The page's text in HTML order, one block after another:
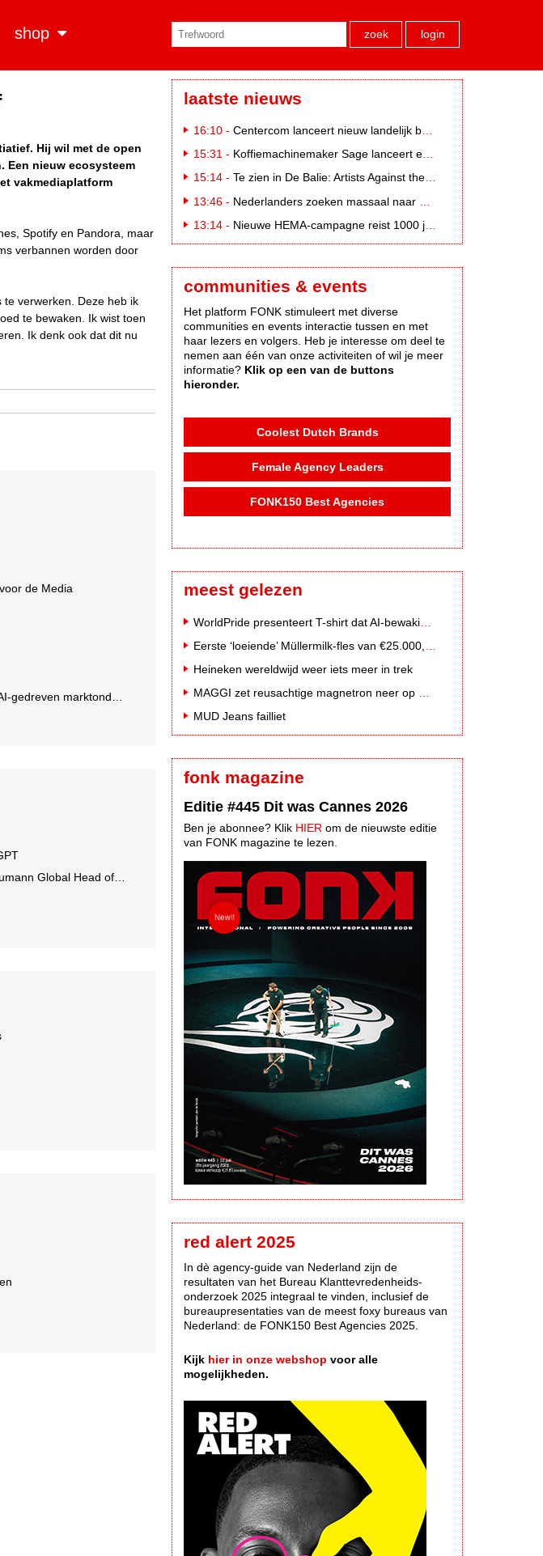
shop zoek login
Hij wil met de open
Een nieuw ecosysteem
vakmediaplatform
Spotify en Pandora, maar
verbannen worden door
te verwerken. Deze heb ik
te bewaken. Ik wist toen
Ik denk ook dat dit nu
de Media
marktonderzoek
Head of Production
laatste nieuws
16:10 - Centercom lanceert nieuw landelijk buitereclamenetwerk: City Cubes
15:31 - Koffiemachinemaker Sage lanceert e-commerceplatform voor koffieliefhebbers
15:14 - Te zien in De Balie: Artists Against the Kremlin III
13:46 - Nederlanders zoeken massaal naar eclipsbrillen op Marktplaats
13:14 - Nieuwe HEMA-campagne reist 1000 jaar terug in de tijd naar 'Hemastein'
communities & events
Het platform FONK stimuleert met diverse
communities en events interactie tussen en met
haar lezers en volgers. Heb je interesse om deel te
nemen aan één van onze activiteiten of wil je meer
informatie? Klik op een van de buttons
hieronder.
Coolest Dutch Brands
Female Agency Leaders
FONK150 Best Agencies
meest gelezen
Heineken wereldwijd weer iets meer in trek
MUD Jeans failliet
fonk magazine
Editie #445 Dit was Cannes 2026
Ben je abonnee? Klik HIER om de nieuwste editie
van FONK magazine te lezen.
red alert 2025
In dè agency-guide van Nederland zijn de
resultaten van het Bureau Klanttevredenheids-
onderzoek 2025 integraal te vinden, inclusief de
bureaupresentaties van de meest foxy bureaus van
Nederland: de FONK150 Best Agencies 2025.
Kijk hier in onze webshop voor alle
mogelijkheden.